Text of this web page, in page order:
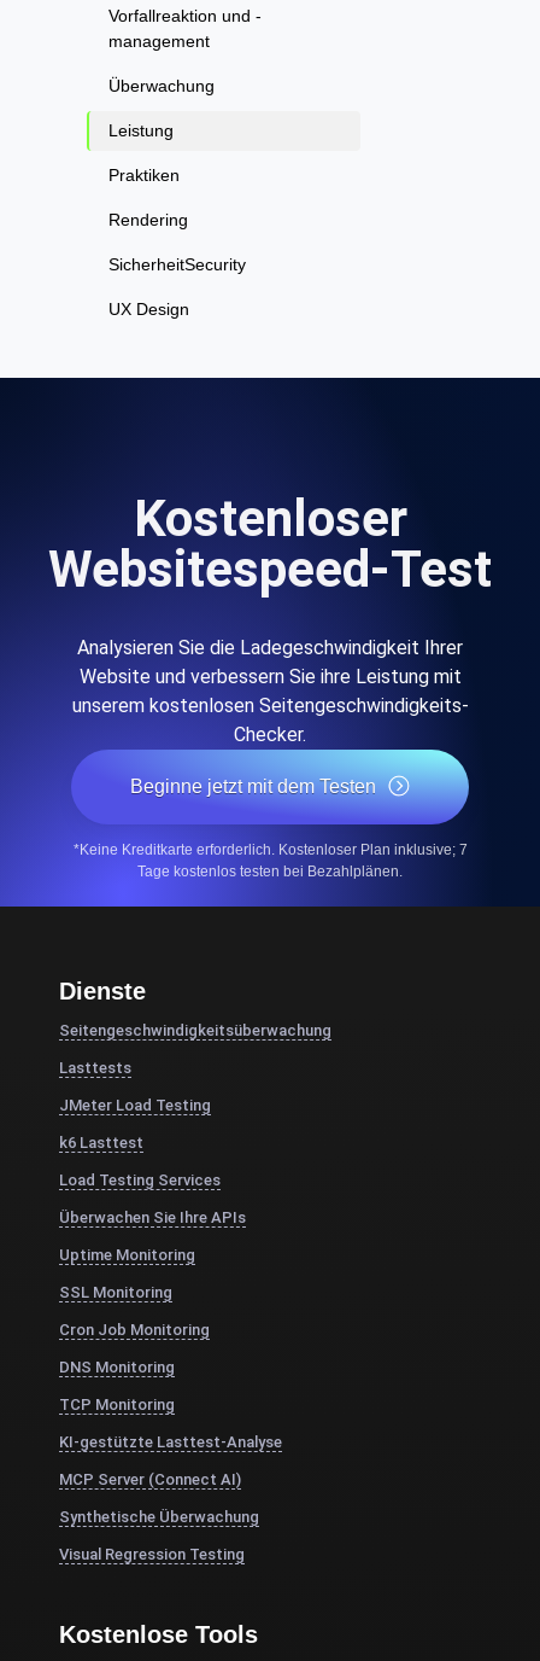
Vorfallreaktion und -
management
Überwachung
Leistung
Praktiken
Rendering
SicherheitSecurity
UX Design
Kostenloser
Websitespeed-Test
Analysieren Sie die Ladegeschwindigkeit Ihrer
Website und verbessern Sie ihre Leistung mit
unserem kostenlosen Seitengeschwindigkeits-
Checker.
Beginne jetzt mit dem Testen
*Keine Kreditkarte erforderlich. Kostenloser Plan inklusive; 7
Tage kostenlos testen bei Bezahlplänen.
Dienste
Seitengeschwindigkeitsüberwachung
Lasttests
JMeter Load Testing
k6 Lasttest
Load Testing Services
Überwachen Sie Ihre APIs
Uptime Monitoring
SSL Monitoring
Cron Job Monitoring
DNS Monitoring
TCP Monitoring
KI-gestützte Lasttest-Analyse
MCP Server (Connect AI)
Synthetische Überwachung
Visual Regression Testing
Kostenlose Tools